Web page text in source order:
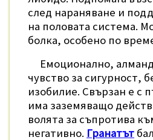
след нараняване и
на половата система.
болка, особено по
Емоционално,
чувство за сигурност,
изобилие. Свързан е с
има заземяващо
волята за съпротива
негативно. Гранатът